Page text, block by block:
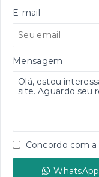
E-mail
Mensagem
Concordo com a
WhatsApp